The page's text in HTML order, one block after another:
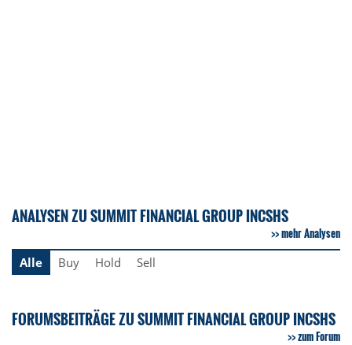
ANALYSEN ZU SUMMIT FINANCIAL GROUP INCSHS
mehr Analysen
Alle
Buy Hold Sell
FORUMSBEITRÄGE ZU SUMMIT FINANCIAL GROUP INCSHS
zum Forum